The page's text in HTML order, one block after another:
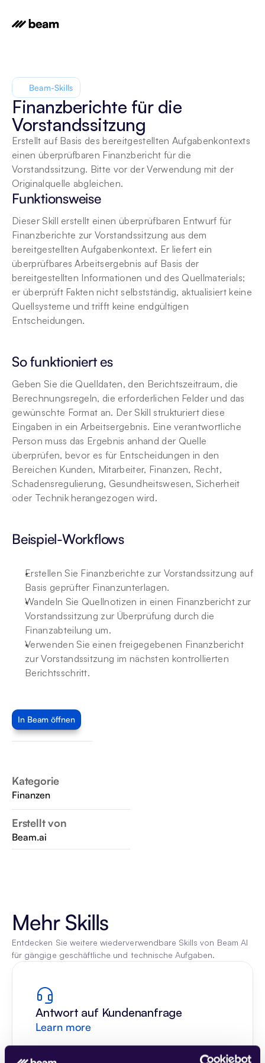
In Beam öffnen
Kategorie
Finanzen
Erstellt von
Beam.ai
Beam-Skills
Finanzberichte für die
Vorstandssitzung
Erstellt auf Basis des bereitgestellten Aufgabenkontexts
einen überprüfbaren Finanzbericht für die
Vorstandssitzung. Bitte vor der Verwendung mit der
Originalquelle abgleichen.
Funktionsweise
Dieser Skill erstellt einen überprüfbaren Entwurf für
Finanzberichte zur Vorstandssitzung aus dem
bereitgestellten Aufgabenkontext. Er liefert ein
überprüfbares Arbeitsergebnis auf Basis der
bereitgestellten Informationen und des Quellmaterials;
er überprüft Fakten nicht selbstständig, aktualisiert keine
Quellsysteme und trifft keine endgültigen
Entscheidungen.
So funktioniert es
Geben Sie die Quelldaten, den Berichtszeitraum, die
Berechnungsregeln, die erforderlichen Felder und das
gewünschte Format an. Der Skill strukturiert diese
Eingaben in ein Arbeitsergebnis. Eine verantwortliche
Person muss das Ergebnis anhand der Quelle
überprüfen, bevor es für Entscheidungen in den
Bereichen Kunden, Mitarbeiter, Finanzen, Recht,
Schadensregulierung, Gesundheitswesen, Sicherheit
oder Technik herangezogen wird.
Beispiel-Workflows
Erstellen Sie Finanzberichte zur Vorstandssitzung auf
Basis geprüfter Finanzunterlagen.
Wandeln Sie Quellnotizen in einen Finanzbericht zur
Vorstandssitzung zur Überprüfung durch die
Finanzabteilung um.
Verwenden Sie einen freigegebenen Finanzbericht
zur Vorstandssitzung im nächsten kontrollierten
Berichtsschritt.
Mehr Skills
Entdecken Sie weitere wiederverwendbare Skills von Beam AI
für gängige geschäftliche und technische Aufgaben.
Antwort auf Kundenanfrage
Learn more